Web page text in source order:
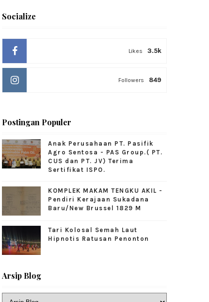
Socialize
3.5k
Likes
849
Followers
Postingan Populer
Anak Perusahaan PT. Pasifik
Agro Sentosa - PAS Group.( PT.
CUS dan PT. JV) Terima
Sertifikat ISPO.
KOMPLEK MAKAM TENGKU AKIL -
Pendiri Kerajaan Sukadana
Baru/New Brussel 1829 M
Tari Kolosal Semah Laut
Hipnotis Ratusan Penonton
Arsip Blog